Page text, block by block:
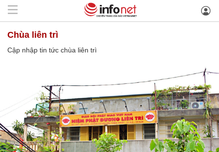
chùa liên trì
Cập nhập tin tức chùa liên trì